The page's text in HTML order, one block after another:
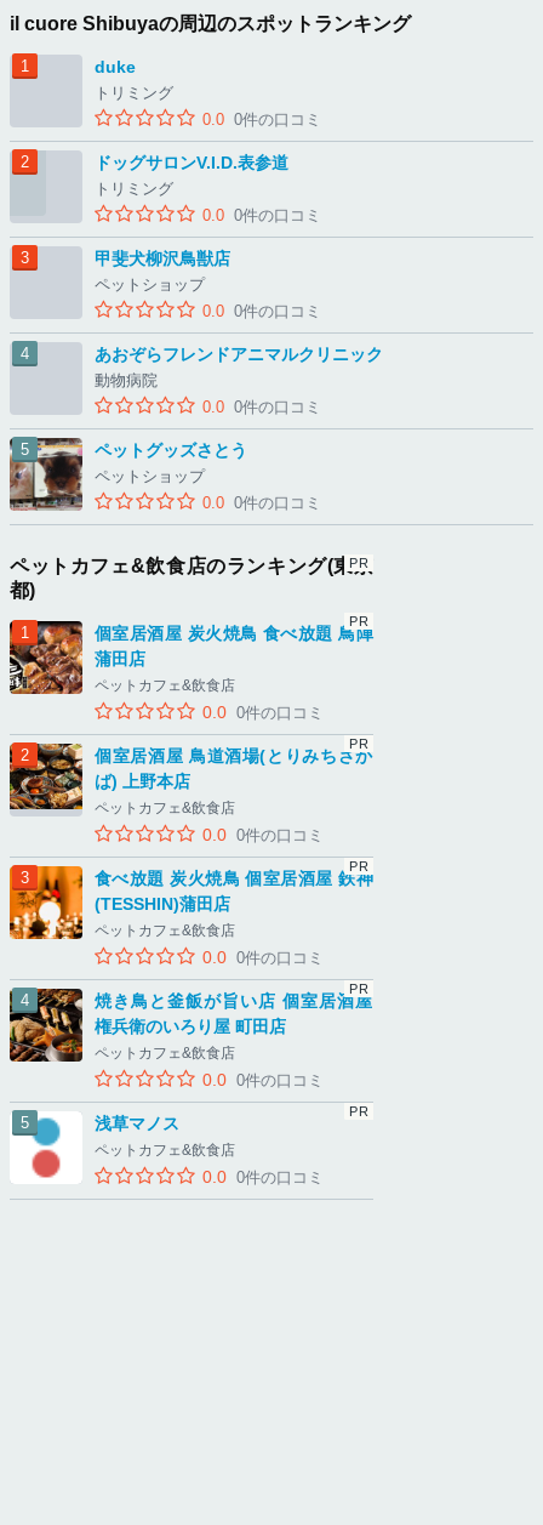
il cuore Shibuyaの周辺のスポットランキング
duke
トリミング
0.0 0件の口コミ
ドッグサロンV.I.D.表参道
トリミング
0.0 0件の口コミ
甲斐犬柳沢鳥獣店
ペットショップ
0.0 0件の口コミ
あおぞらフレンドアニマルクリニック
動物病院
0.0 0件の口コミ
ペットグッズさとう
ペットショップ
0.0 0件の口コミ
ペットカフェ&飲食店のランキング(東京
都)
個室居酒屋 炭火焼鳥 食べ放題 鳥陣
蒲田店
ペットカフェ&飲食店
0.0 0件の口コミ
個室居酒屋 鳥道酒場(とりみちさか
ば) 上野本店
ペットカフェ&飲食店
0.0 0件の口コミ
食べ放題 炭火焼鳥 個室居酒屋 鉄神
(TESSHIN)蒲田店
ペットカフェ&飲食店
0.0 0件の口コミ
焼き鳥と釜飯が旨い店 個室居酒屋
権兵衛のいろり屋 町田店
ペットカフェ&飲食店
0.0 0件の口コミ
浅草マノス
ペットカフェ&飲食店
0.0 0件の口コミ